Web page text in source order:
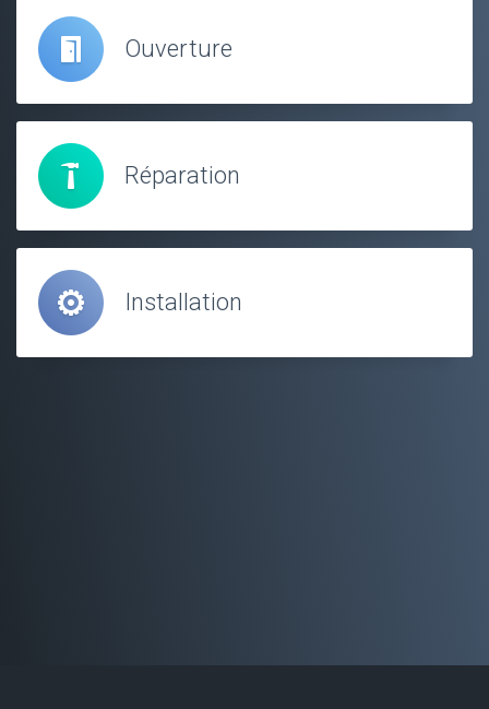
Ouverture
Réparation
Installation